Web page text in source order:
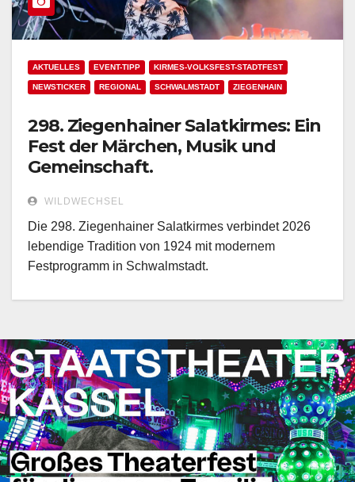
AKTUELLES EVENT-TIPP KIRMES-VOLKSFEST-STADTFEST
NEWSTICKER REGIONAL SCHWALMSTADT ZIEGENHAIN
298. Ziegenhainer Salatkirmes: Ein
Fest der Märchen, Musik und
Gemeinschaft.
WILDWECHSEL
Die 298. Ziegenhainer Salatkirmes verbindet 2026
lebendige Tradition von 1924 mit modernem
Festprogramm in Schwalmstadt.